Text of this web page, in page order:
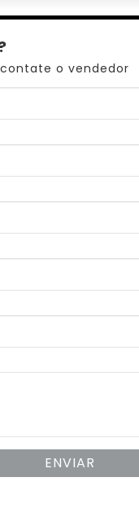
o vendedor
ENVIAR